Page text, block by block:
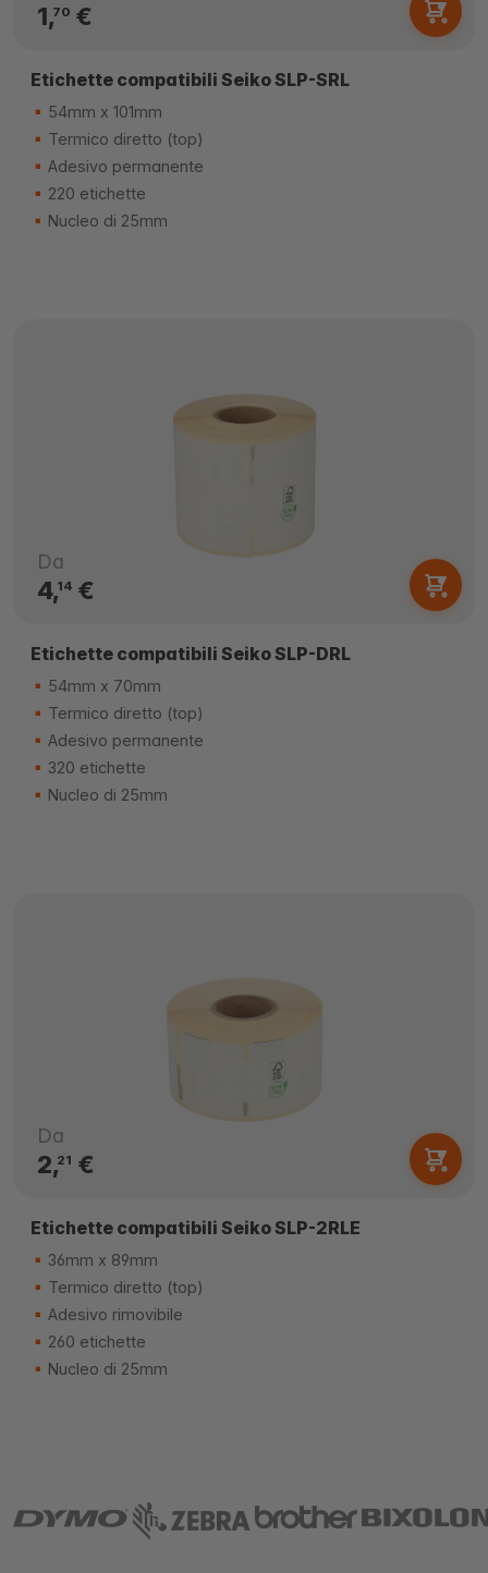
1,70€
Etichette compatibili Seiko SLP-SRL
54mm x 101mm
Termico diretto (top)
Adesivo permanente
220 etichette
Nucleo di 25mm
Da
4,14€
Etichette compatibili Seiko SLP-DRL
54mm x 70mm
Termico diretto (top)
Adesivo permanente
320 etichette
Nucleo di 25mm
Da
2,21 €
Etichette compatibili Seiko SLP-2RLE
36mm x 89mm
Termico diretto (top)
Adesivo rimovibile
260 etichette
Nucleo di 25mm